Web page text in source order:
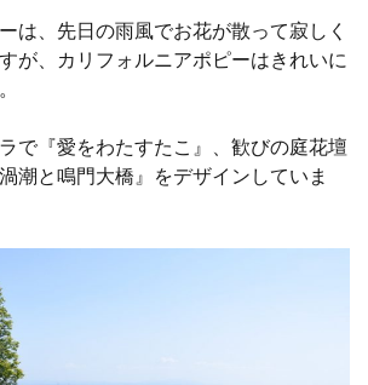
は、先日の雨風でお花が散って寂しく
が、カリフォルニアポピーはきれいに
で『愛をわたすたこ』、歓びの庭花壇
潮と鳴門大橋』をデザインしていま